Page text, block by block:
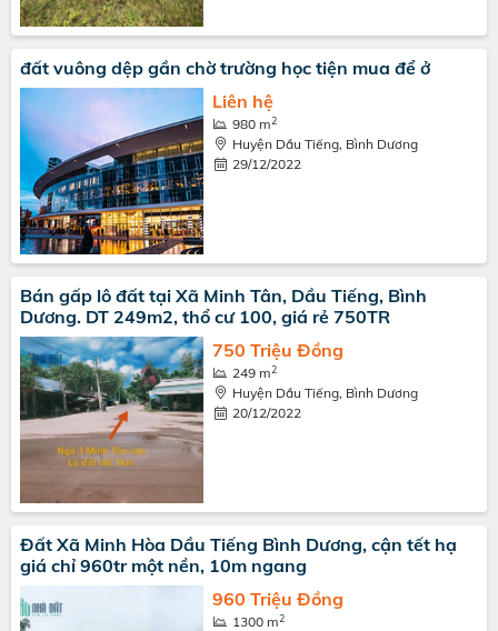
đất vuông dệp gần chờ trường học tiện mua để ở
Liên hệ
980 m2
Huyện Dầu Tiếng, Bình Dương
29/12/2022
Bán gấp lô đất tại Xã Minh Tân, Dầu Tiếng, Bình
Dương. DT 249m2, thổ cư 100, giá rẻ 750TR
750 Triệu Đồng
249 m2
Huyện Dầu Tiếng, Bình Dương
20/12/2022
Đất Xã Minh Hòa Dầu Tiếng Bình Dương, cận tết hạ
giá chỉ 960tr một nền, 10m ngang
960 Triệu Đồng
1300 m2